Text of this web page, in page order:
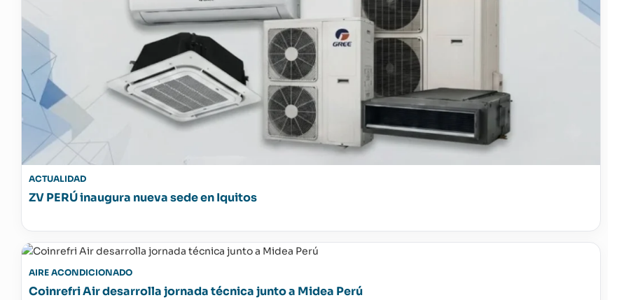
ACTUALIDAD
ZV PERÚ inaugura nueva sede en Iquitos
AIRE ACONDICIONADO
Coinrefri Air desarrolla jornada técnica junto a Midea Perú